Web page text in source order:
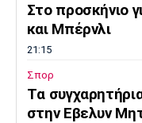
Στο προσκήνιο
και Μπέρνλι
21:15
Σπορ
Tα
στην Εβελυν